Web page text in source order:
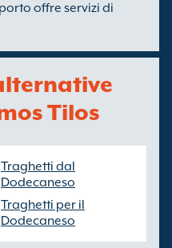
offre servizi di
Tilos
Traghetti dal
Dodecaneso
Traghetti per il
Dodecaneso